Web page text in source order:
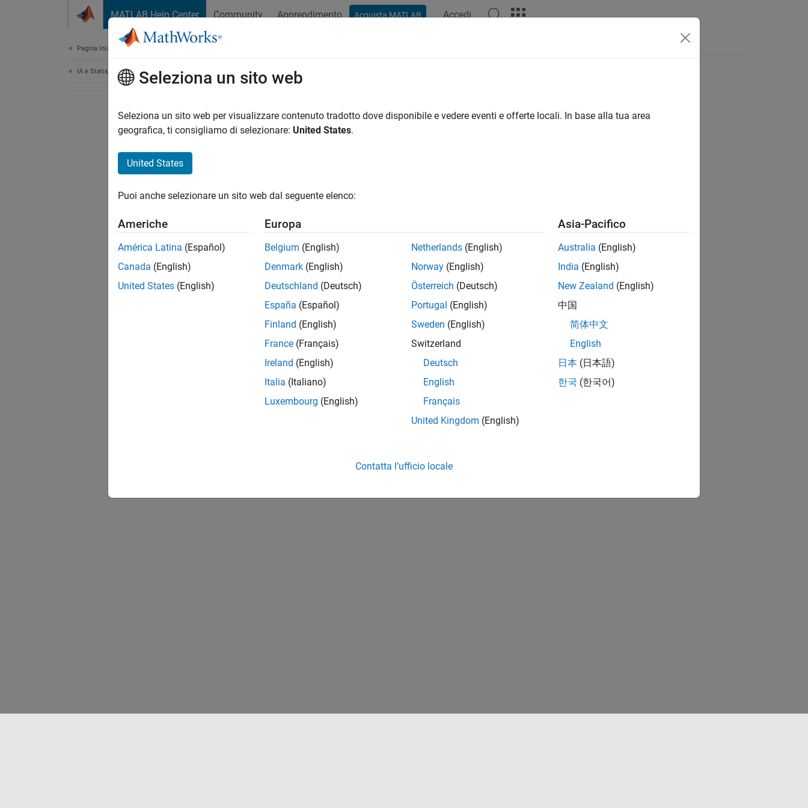
MATLAB Help Center Community Apprendimento Acquista MATLAB Accedi
Pagina iniziale della documentazione
IA e Statistica Seleziona un sito web
Seleziona un sito web per visualizzare contenuto tradotto dove disponibile e vedere eventi e offerte locali. In base alla tua area
geografica, ti consigliamo di selezionare: United States.
United States
Puoi anche selezionare un sito web dal seguente elenco:
Americhe
América Latina (Español)
Canada (English)
United States (English)
Europa
Belgium (English)
Denmark (English)
Deutschland (Deutsch)
España (Español)
Finland (English)
France (Français)
Ireland (English)
Italia (Italiano)
Luxembourg (English)
Netherlands (English)
Norway (English)
Österreich (Deutsch)
Portugal (English)
Sweden (English)
Switzerland
Deutsch
English
Français
United Kingdom (English)
Asia-Pacifico
Australia (English)
India (English)
New Zealand (English)
中国
简体中文
English
日本 (日本語)
한국 (한국어)
Contatta l’ufficio locale